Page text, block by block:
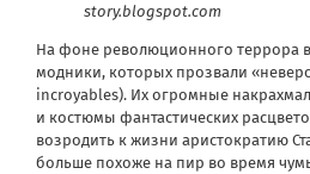
story.blogspot.com
На фоне революционного террора
модники, которых прозвали
incroyables). Их огромные
и костюмы фантастических
возродить к жизни аристократию
больше похоже на пир во время